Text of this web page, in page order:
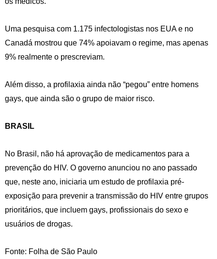
Uma pesquisa com 1.175 infectologistas nos EUA e no
Canadá mostrou que 74% apoiavam o regime, mas apenas
9% realmente o prescreviam.
Além disso, a profilaxia ainda não “pegou” entre homens
gays, que ainda são o grupo de maior risco.
BRASIL
No Brasil, não há aprovação de medicamentos para a
prevenção do HIV. O governo anunciou no ano passado
que, neste ano, iniciaria um estudo de profilaxia pré-
exposição para prevenir a transmissão do HIV entre grupos
prioritários, que incluem gays, profissionais do sexo e
usuários de drogas.
Fonte: Folha de São Paulo